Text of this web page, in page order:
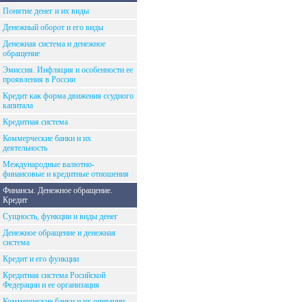
Понятие денег и их виды
Денежный оборот и его виды
Денежная система и денежное
обращение
Эмиссия. Инфляция и особенности ее
проявления в России
Кредит как форма движения ссудного
капитала
Кредитная система
Коммерческие банки и их
деятельность
Международные валютно-
финансовые и кредитные отношения
Финансы. Денежное обращение.
Кредит
Сущность, функции и виды денег
Денежное обращение и денежная
система
Кредит и его функции
Кредитная система Росийской
Федерации и ее организация